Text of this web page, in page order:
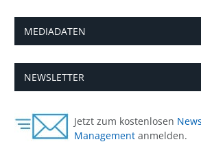
MEDIADATEN
NEWSLETTER
Jetzt zum kostenlosen
Management anmelden.